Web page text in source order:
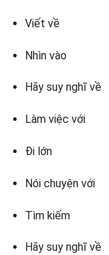
Viết về
Nhìn vào
Hãy suy nghĩ về
Làm việc với
Đi lớn
Nói chuyện với
Tìm kiếm
Hãy suy nghĩ về